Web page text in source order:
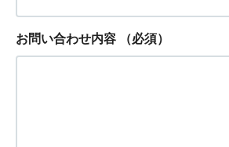
お問い合わせ内容 （必須）